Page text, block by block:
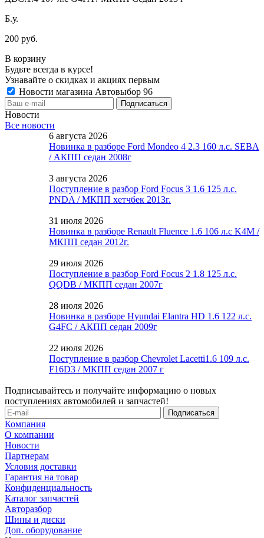
Б.у.
200 руб.
В корзину
Будьте всегда в курсе!
Узнавайте о скидках и акциях первым
Новости магазина Автовыбор 96
Новости
Все новости
6 августа 2026
Новинка в разборе Ford Mondeo 4 2.3 160 л.с. SEBA
/ АКПП седан 2008г
3 августа 2026
Поступление в разбор Ford Focus 3 1.6 125 л.с.
PNDA / МКПП хетчбек 2013г.
31 июля 2026
Новинка в разборе Renault Fluence 1.6 106 л.с K4M /
МКПП седан 2012г.
29 июля 2026
Поступление в разбор Ford Focus 2 1.8 125 л.с.
QQDB / МКПП седан 2007г
28 июля 2026
Новинка в разборе Hyundai Elantra HD 1.6 122 л.с.
G4FC / АКПП седан 2009г
22 июля 2026
Поступление в разбор Chevrolet Lacetti1.6 109 л.с.
F16D3 / МКПП седан 2007 г
Подписывайтесь и получайте информацию о новых
поступлениях автомобилей и запчастей!
Компания
О компании
Новости
Партнерам
Условия доставки
Гарантия на товар
Конфиденциальность
Каталог запчастей
Авторазбор
Шины и диски
Доп. оборудование